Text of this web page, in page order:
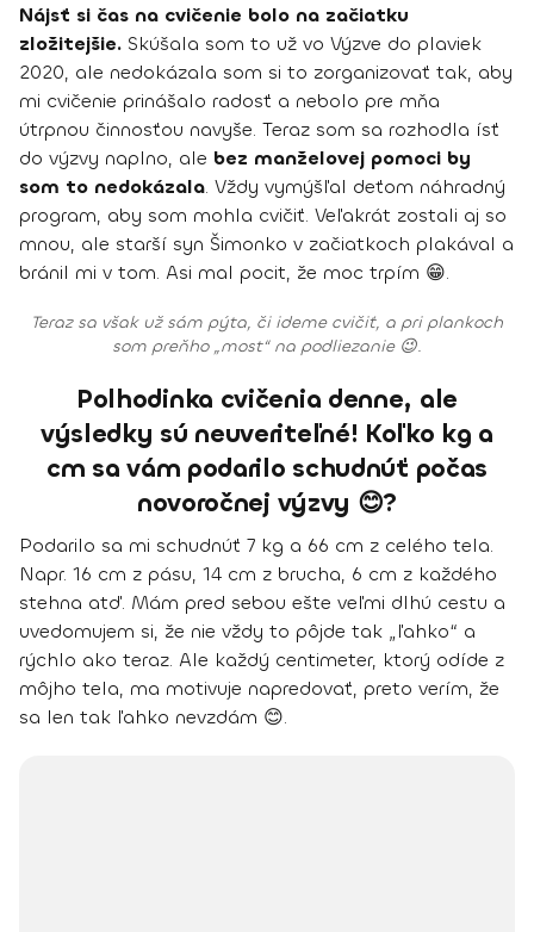
Nájsť si čas na cvičenie bolo na začiatku
zložitejšie. Skúšala som to už vo Výzve do plaviek
2020, ale nedokázala som si to zorganizovať tak, aby
mi cvičenie prinášalo radosť a nebolo pre mňa
útrpnou činnosťou navyše. Teraz som sa rozhodla ísť
do výzvy naplno, ale bez manželovej pomoci by
som to nedokázala. Vždy vymýšľal deťom náhradný
program, aby som mohla cvičiť. Veľakrát zostali aj so
mnou, ale starší syn Šimonko v začiatkoch plakával a
bránil mi v tom. Asi mal pocit, že moc trpím 😁.
Teraz sa však už sám pýta, či ideme cvičiť, a pri plankoch
som preňho „most“ na podliezanie 😉.
Polhodinka cvičenia denne, ale
výsledky sú neuveriteľné! Koľko kg a
cm sa vám podarilo schudnúť počas
novoročnej výzvy 😊?
Podarilo sa mi schudnúť 7 kg a 66 cm z celého tela.
Napr. 16 cm z pásu, 14 cm z brucha, 6 cm z každého
stehna atď. Mám pred sebou ešte veľmi dlhú cestu a
uvedomujem si, že nie vždy to pôjde tak „ľahko“ a
rýchlo ako teraz. Ale každý centimeter, ktorý odíde z
môjho tela, ma motivuje napredovať, preto verím, že
sa len tak ľahko nevzdám 😊.